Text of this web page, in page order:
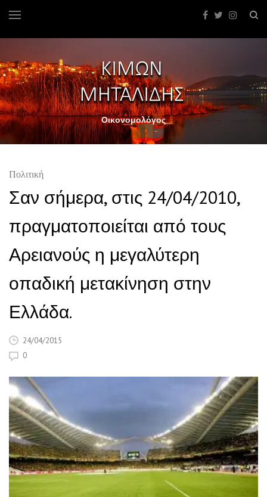
Οικονομολόγος
Πολιτική
Σαν σήμερα, στις 24/04/2010,
πραγματοποιείται από τους
Αρειανούς η μεγαλύτερη
οπαδική μετακίνηση στην
Ελλάδα.
24/04/2015
0